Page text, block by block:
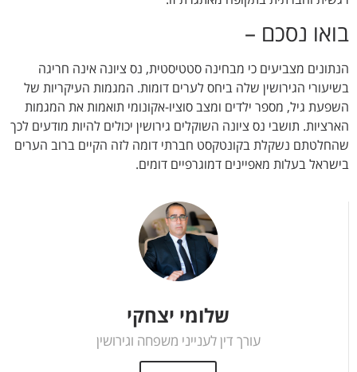
בואו נסכם –
הנתונים מצביעים כי מבחינה סטטיסטית, נס ציונה אינה חריגה
בשיעורי הגירושין שלה ביחס לערים דומות. המגמות העיקריות של
השפעת גיל, מספר ילדים ומצב סוציו-אקונומי תואמות את המגמות
הארציות. תושבי נס ציונה השוקלים גירושין יכולים להיות מודעים לכך
שהחלטתם נשקלת בקונטקסט חברתי דומה לזה הקיים ברוב הערים
בישראל בעלות מאפיינים דמוגרפיים דומים.
שלומי יצחקי
עורך דין לענייני משפחה וגירושין